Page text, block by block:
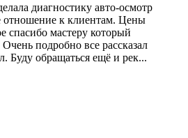
диагностику авто-осмотр
отношение к клиентам. Цены
спасибо мастеру который
Очень подробно все рассказал
Буду обращаться ещё и рек...